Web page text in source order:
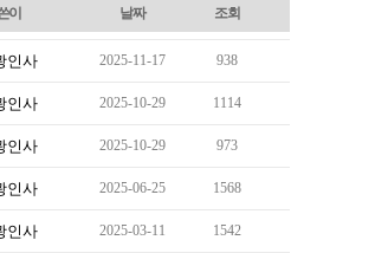
이 날짜 조회
인사 2025-11-17 938
인사 2025-10-29 1114
인사 2025-10-29 973
인사 2025-06-25 1568
인사 2025-03-11 1542